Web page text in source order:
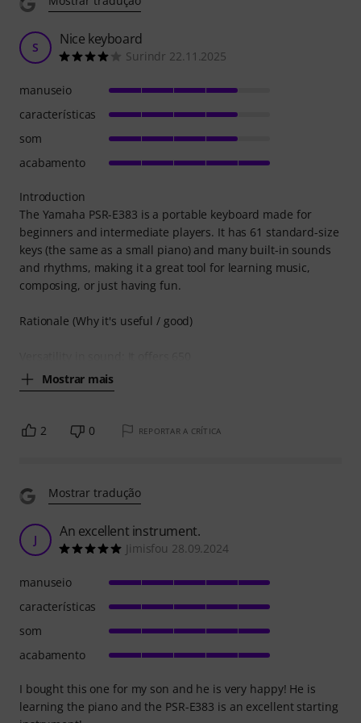
S Nice keyboard
Surindr 22.11.2025
Introduction
The Yamaha PSR-E383 is a portable keyboard made for
beginners and intermediate players. It has 61 standard-size
keys (the same as a small piano) and many built-in sounds
and rhythms, making it a great tool for learning music,
composing, or just having fun.
Rationale (Why it's useful / good)
Mostrar mais
manuseio
características
som
acabamento
2 0 REPORTAR A CRÍTICA
Mostrar tradução
J An excellent instrument.
Jimisfou 28.09.2024
I bought this one for my son and he is very happy! He is
learning the piano and the PSR-E383 is an excellent starting
manuseio
características
som
acabamento